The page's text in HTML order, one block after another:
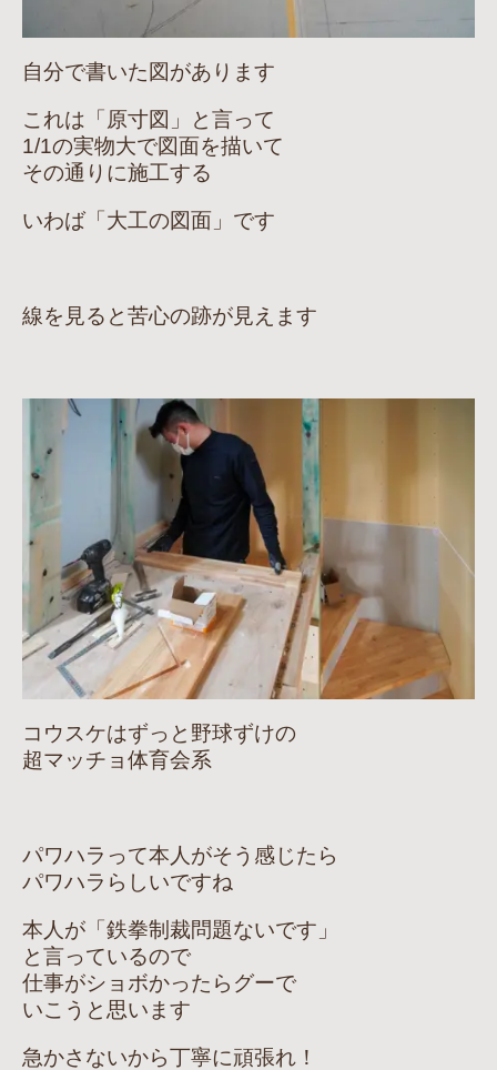
自分で書いた図があります
これは「原寸図」と言って
1/1の実物大で図面を描いて
その通りに施工する
いわば「大工の図面」です
線を見ると苦心の跡が見えます
コウスケはずっと野球ずけの
超マッチョ体育会系
パワハラって本人がそう感じたら
パワハラらしいですね
本人が「鉄拳制裁問題ないです」
と言っているので
仕事がショボかったらグーで
いこうと思います
急かさないから丁寧に頑張れ！